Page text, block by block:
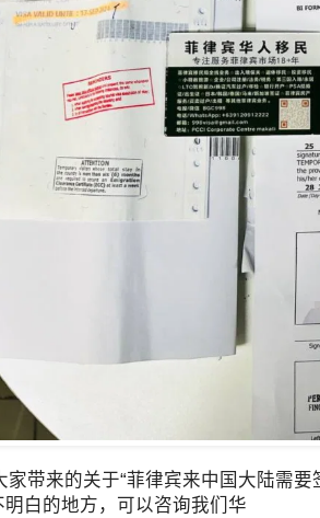
带来的关于“菲律宾来中国大陆需
白的地方，可以咨询我们华